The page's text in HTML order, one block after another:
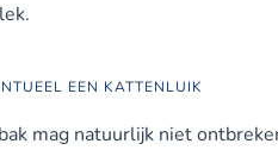
EEN KATTENLUIK
mag natuurlijk niet